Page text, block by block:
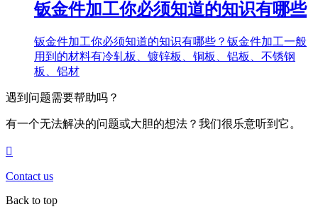
钣金件加工你必须知道的知识有哪些
钣金件加工你必须知道的知识有哪些？钣金件加工一般
用到的材料有冷轧板、镀锌板、铜板、铝板、不锈钢
板、铝材
遇到问题需要帮助吗？
有一个无法解决的问题或大胆的想法？我们很乐意听到它。
Contact us
Back to top